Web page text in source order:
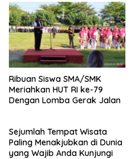
Ribuan Siswa SMA/SMK
Meriahkan HUT RI ke-79
Dengan Lomba Gerak Jalan
Sejumlah Tempat Wisata
Paling Menakjubkan di Dunia
yang Wajib Anda Kunjungi